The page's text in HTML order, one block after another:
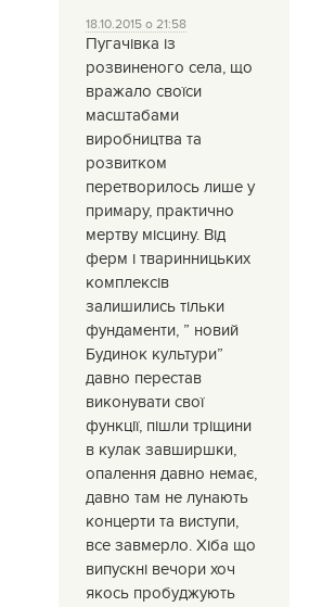
18.10.2015 о 21:58
Пугачівка із
розвиненого села, що
вражало своїси
масштабами
виробництва та
розвитком
перетворилось лише у
примару, практично
мертву місцину. Від
ферм і тваринницьких
комплексів
залишились тільки
фундаменти, ” новий
Будинок культури”
давно перестав
виконувати свої
функції, пішли тріщини
в кулак завширшки,
опалення давно немає,
давно там не лунають
концерти та виступи,
все завмерло. Хіба що
випускні вечори хоч
якось пробуджують